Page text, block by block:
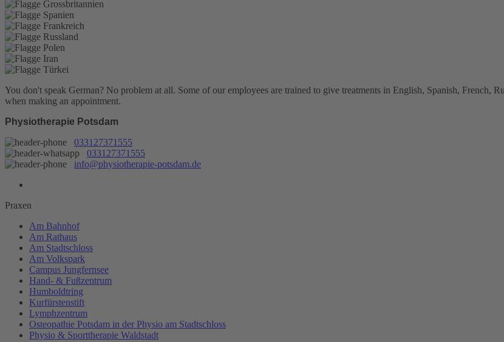
You don't speak German? No problem at all. Some of our employees are trained to give treatments in English, Spanish, French,
when making an appointment.
Physiotherapie Potsdam
033127371555
033127371555
info@physiotherapie-potsdam.de
Praxen
Am Bahnhof
Am Rathaus
Am Stadtschloss
Am Volkspark
Campus Jungfernsee
Hand- & Fußzentrum
Humboldtring
Kurfürstenstift
Lymphzentrum
Osteopathie Potsdam in der Physio am Stadtschloss
Physio & Sporttherapie Waldstadt